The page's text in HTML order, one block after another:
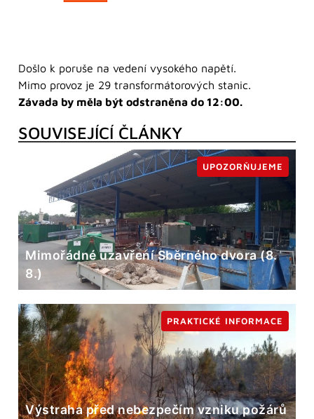
Došlo k poruše na vedení vysokého napětí.
Mimo provoz je 29 transformátorových stanic.
Závada by měla být odstraněna do 12:00.
SOUVISEJÍCÍ ČLÁNKY
Mimořádné uzavření Sběrného dvora (8.
8.)
UPOZORŇUJEME
Výstraha před nebezpečím vzniku požárů
PRAKTICKÉ INFORMACE